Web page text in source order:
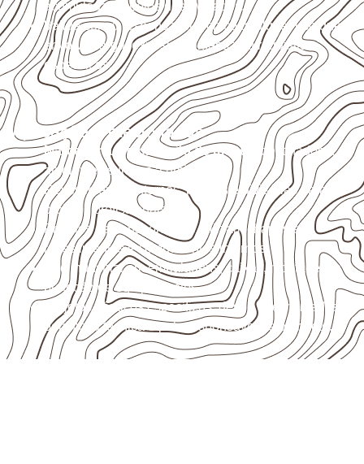
acumulada e apoios desnivelados.
Valide com o responsável técnico qualquer uso que
envolva carga, exposição intensa ou requisitos
específicos.
Aplicações relacionadas
Marcenaria e fabricação de móveis
destinados a
ambientes sujeitos à umidade.
Revestimentos internos, painéis e divisórias para
projetos profissionais.
Projetos de transporte que utilizam chapas em
revestimentos e componentes internos.
Uso industrial em embalagens, caixas, montagem e
proteção de equipamentos.
Projetos náuticos específicos, desde que validados
pela ficha técnica e pelo responsável pelo projeto.